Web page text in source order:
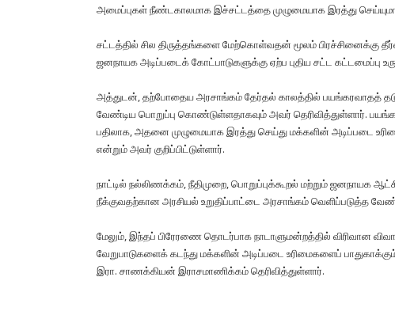
அமைப்புகள் நீண்டகாலமாக இச்சட்டத்தை முழுமையாக இரத்து
சட்டத்தில் சில திருத்தங்களை மேற்கொள்வதன் மூலம் பிரச்சினைக்கு
ஜனநாயக அடிப்படைக் கோட்பாடுகளுக்கு ஏற்ப புதிய சட்ட கட்டமைப்பு
அத்துடன், தற்போதைய அரசாங்கம் தேர்தல் காலத்தில் பயங்கரவாதத்
வேண்டிய பொறுப்பு கொண்டுள்ளதாகவும் அவர் தெரிவித்துள்ளார்.
பதிலாக, அதனை முழுமையாக இரத்து செய்து மக்களின் அடிப்படை
என்றும் அவர் குறிப்பிட்டுள்ளார்.
நாட்டில் நல்லிணக்கம், நீதிமுறை, பொறுப்புக்கூறல் மற்றும் ஜனநாயக
நீக்குவதற்கான அரசியல் உறுதிப்பாட்டை அரசாங்கம் வெளிப்படுத்த
மேலும், இந்தப் பிரேரணை தொடர்பாக நாடாளுமன்றத்தில் விரிவான
வேறுபாடுகளைக் கடந்து மக்களின் அடிப்படை உரிமைகளைப்
இரா. சாணக்கியன் இராசமாணிக்கம் தெரிவித்துள்ளார்.